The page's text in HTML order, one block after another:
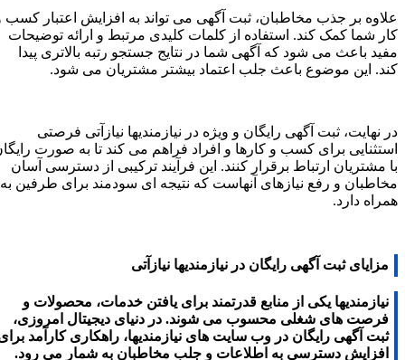
علاوه بر جذب مخاطبان، ثبت آگهی می تواند به افزایش اعتبار کسب و
کار شما کمک کند. استفاده از کلمات کلیدی مرتبط و ارائه توضیحات
مفید باعث می شود که آگهی شما در نتایج جستجو رتبه بالاتری پیدا
کند. این موضوع باعث جلب اعتماد بیشتر مشتریان می شود.
در نهایت، ثبت آگهی رایگان و ویژه در نیازمندیها نیازآتی فرصتی
استثنایی برای کسب و کارها و افراد فراهم می کند تا به صورت رایگان
با مشتریان ارتباط برقرار کنند. این فرآیند ترکیبی از دسترسی آسان
مخاطبان و رفع نیازهای آنهاست که نتیجه ای سودمند برای طرفین به
همراه دارد.
مزایای ثبت آگهی رایگان در نیازمندیها نیازآتی
نیازمندیها یکی از منابع قدرتمند برای یافتن خدمات، محصولات و
فرصت های شغلی محسوب می شوند. در دنیای دیجیتال امروزی،
ثبت آگهی رایگان در وب سایت های نیازمندیها، راهکاری کارآمد برای
افزایش دسترسی به اطلاعات و جلب مخاطبان به شمار می رود.